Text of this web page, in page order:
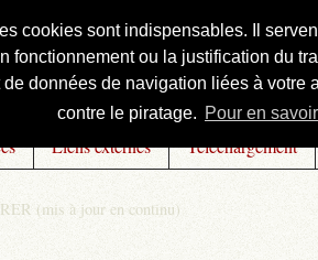
cookies sont indispensables. Il
fonctionnement ou la justification du
données de navigation liées à
contre le piratage. Pour en
Liens externes Téléchargement
(mis à jour en continu)